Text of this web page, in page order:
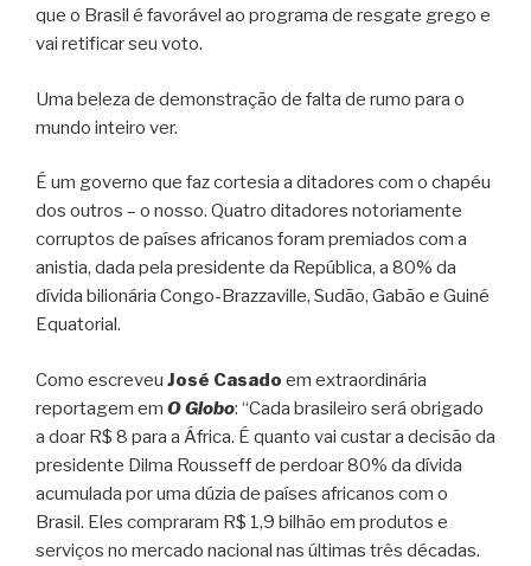
que o Brasil é favorável ao programa de resgate grego e
vai retificar seu voto.
Uma beleza de demonstração de falta de rumo para o
mundo inteiro ver.
É um governo que faz cortesia a ditadores com o chapéu
dos outros – o nosso. Quatro ditadores notoriamente
corruptos de países africanos foram premiados com a
anistia, dada pela presidente da República, a 80% da
dívida bilionária Congo-Brazzaville, Sudão, Gabão e Guiné
Equatorial.
Como escreveu José Casado em extraordinária
reportagem em O Globo: “Cada brasileiro será obrigado
a doar R$ 8 para a África. É quanto vai custar a decisão da
presidente Dilma Rousseff de perdoar 80% da dívida
acumulada por uma dúzia de países africanos com o
Brasil. Eles compraram R$ 1,9 bilhão em produtos e
serviços no mercado nacional nas últimas três décadas.